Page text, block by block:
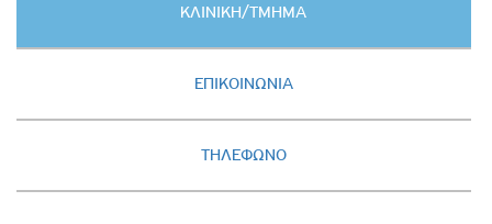
ΚΛΙΝΙΚΗ/ΤΜΗΜΑ
ΕΠΙΚΟΙΝΩΝΙΑ
ΤΗΛΕΦΩΝΟ